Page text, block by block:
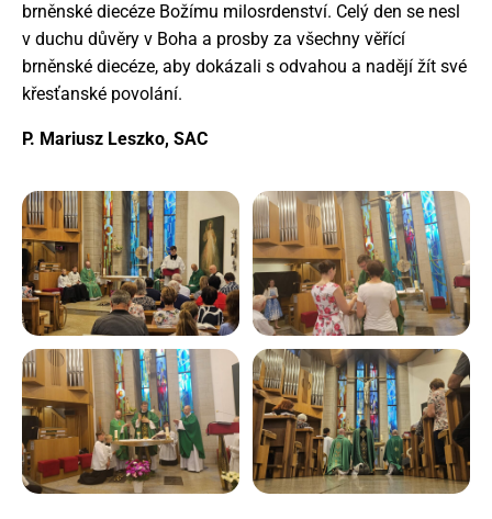
brněnské diecéze Božímu milosrdenství. Celý den se nesl
v duchu důvěry v Boha a prosby za všechny věřící
brněnské diecéze, aby dokázali s odvahou a nadějí žít své
křesťanské povolání.
P. Mariusz Leszko, SAC